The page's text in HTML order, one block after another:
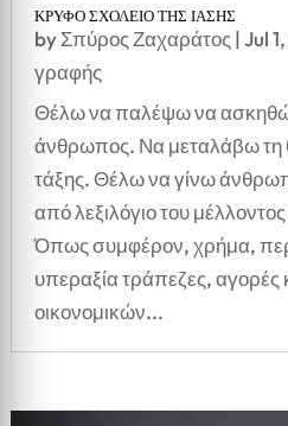
ΚΡΥΦΟ ΣΧΟΛΕΙΟ ΤΗΣ ΙΑΣΗΣ
byΣπύρος Ζαχαράτος |Jul
γραφής
Θέλω να παλέψω να
άνθρωπος. Να μεταλάβω τη
τάξης. Θέλω να γίνω
από λεξιλόγιο του
Όπως συμφέρον, χρήμα,
υπεραξία τράπεζες, αγορές
οικονομικών...